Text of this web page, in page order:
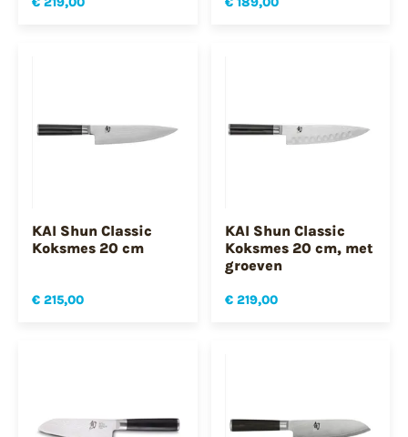
KAI Shun Classic
Koksmes 20 cm
€ 215,00
KAI Shun Classic
Koksmes 20 cm, met
groeven
€ 219,00